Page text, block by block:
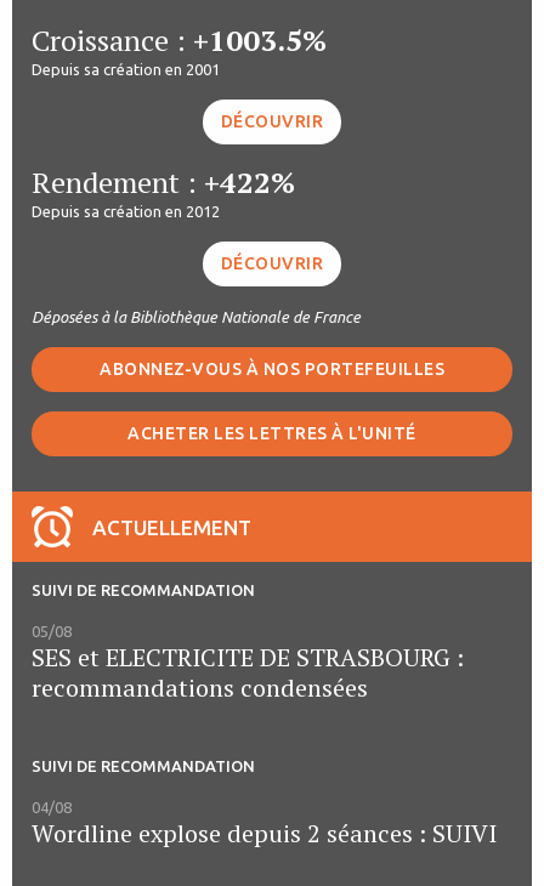
Croissance : +1003.5%
Depuis sa création en 2001
DÉCOUVRIR
Rendement : +422%
Depuis sa création en 2012
DÉCOUVRIR
Déposées à la Bibliothèque Nationale de France
ABONNEZ-VOUS À NOS PORTEFEUILLES
ACHETER LES LETTRES À L'UNITÉ
ACTUELLEMENT
SUIVI DE RECOMMANDATION
05/08
SES et ELECTRICITE DE STRASBOURG :
recommandations condensées
SUIVI DE RECOMMANDATION
04/08
Wordline explose depuis 2 séances : SUIVI